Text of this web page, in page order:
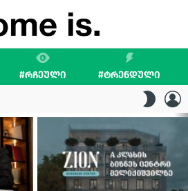
#ᲠᲩᲔᲣᲚᲘ #ᲢᲠᲔᲜᲓᲣᲚᲘ
SKIN